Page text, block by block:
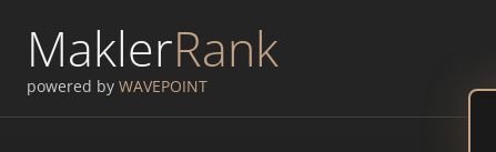
MaklerRank
powered by WAVEPOINT